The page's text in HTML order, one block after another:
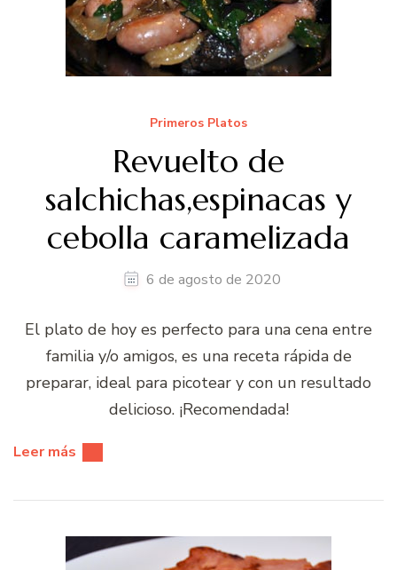
Primeros Platos
Revuelto de
salchichas,espinacas y
cebolla caramelizada
6 de agosto de 2020
El plato de hoy es perfecto para una cena entre
familia y/o amigos, es una receta rápida de
preparar, ideal para picotear y con un resultado
delicioso. ¡Recomendada!
Leer más